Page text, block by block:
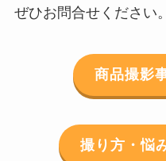
ぜひお問合せください。
商品撮影
撮り方・悩